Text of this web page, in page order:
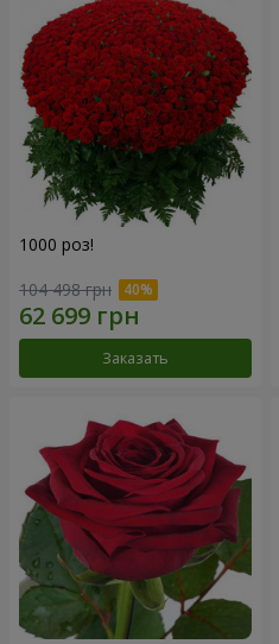
1000 роз!
104 498 грн
Заказать